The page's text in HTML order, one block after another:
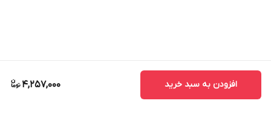
4,257,000 افزودن به سبد خرید